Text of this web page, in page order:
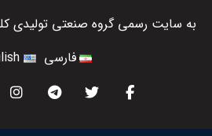
به سایت رسمی گروه صنعتی
فارسی